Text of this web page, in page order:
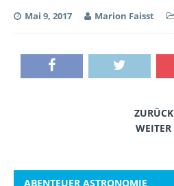
Mai 9, 2017 Marion Faisst
ZURÜCK
WEITER
ABENTEUER ASTRONOMIE